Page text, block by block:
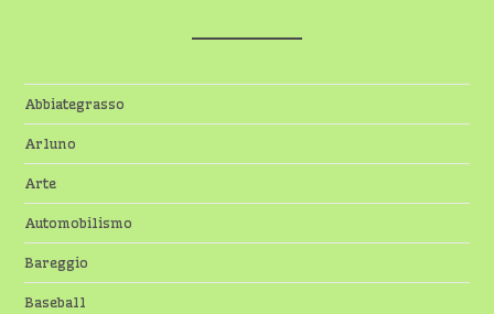
Abbiategrasso
Arluno
Arte
Automobilismo
Bareggio
Baseball